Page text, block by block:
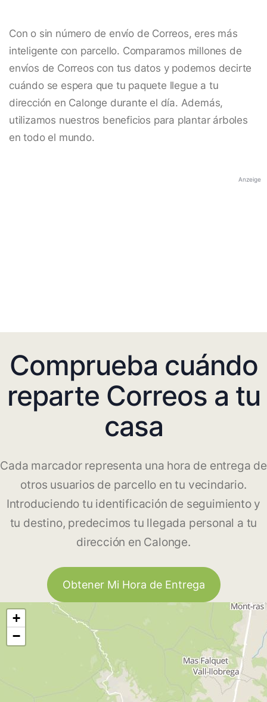
Con o sin número de envío de Correos, eres más
inteligente con parcello. Comparamos millones de
envíos de Correos con tus datos y podemos decirte
cuándo se espera que tu paquete llegue a tu
dirección en Calonge durante el día. Además,
utilizamos nuestros beneficios para plantar árboles
en todo el mundo.
Anzeige
Comprueba cuándo
reparte Correos a tu
casa
Cada marcador representa una hora de entrega de
otros usuarios de parcello en tu vecindario.
Introduciendo tu identificación de seguimiento y
tu destino, predecimos tu llegada personal a tu
dirección en Calonge.
Obtener Mi Hora de Entrega
+
−